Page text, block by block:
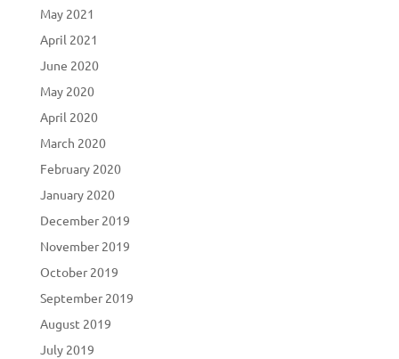
May 2021
April 2021
June 2020
May 2020
April 2020
March 2020
February 2020
January 2020
December 2019
November 2019
October 2019
September 2019
August 2019
July 2019